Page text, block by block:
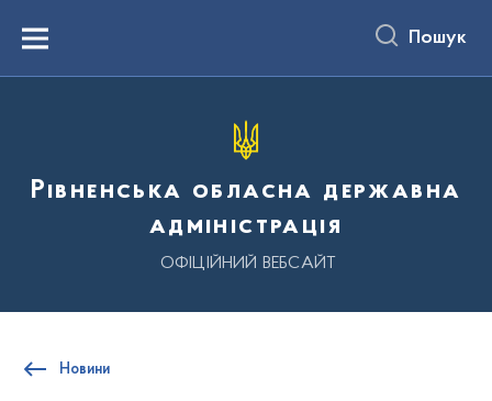
вмістуMenu Пошук
Рівненська обласна державна
адміністрація
ОФІЦІЙНИЙ ВЕБСАЙТ
Новини